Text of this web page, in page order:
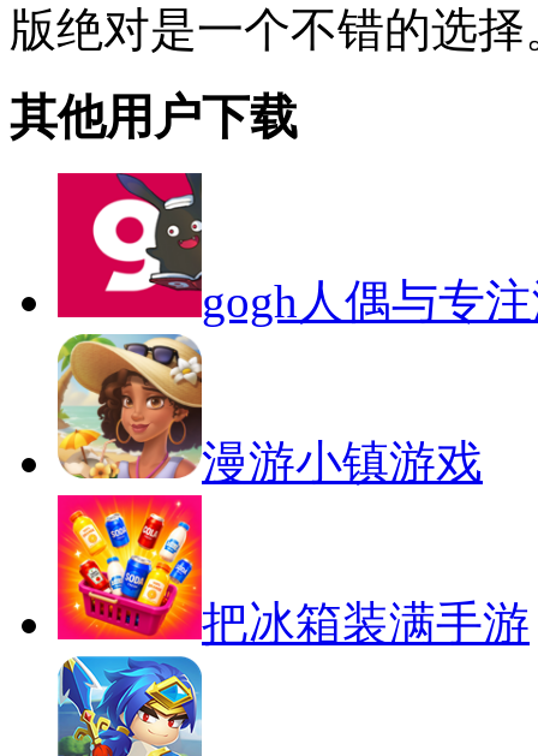
版绝对是一个不错的选择
其他用户下载
gogh人偶与专
漫游小镇游戏
把冰箱装满手游